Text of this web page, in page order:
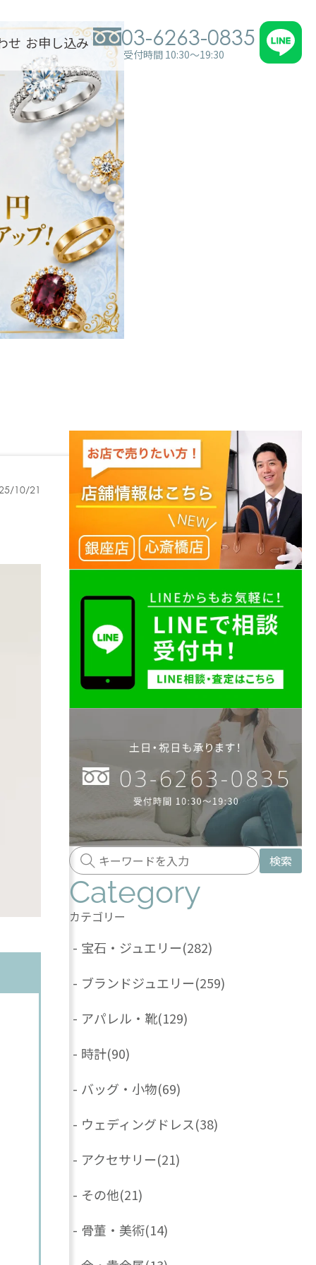
せ お申し込み 03-6263-0835
受付時間 10:30～19:30
10/21
検索
Category
カテゴリー
- 宝石・ジュエリー(282)
- ブランドジュエリー(259)
- アパレル・靴(129)
- 時計(90)
- バッグ・小物(69)
- ウェディングドレス(38)
- アクセサリー(21)
- その他(21)
- 骨董・美術(14)